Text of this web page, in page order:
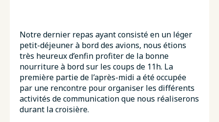
Notre dernier repas ayant consisté en un léger
petit-déjeuner à bord des avions, nous étions
très heureux d’enfin profiter de la bonne
nourriture à bord sur les coups de 11h. La
première partie de l’après-midi a été occupée
par une rencontre pour organiser les différents
activités de communication que nous réaliserons
durant la croisière.